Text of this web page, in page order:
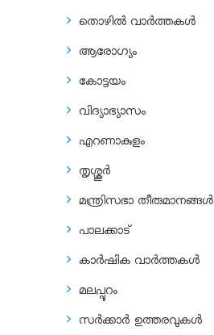
തൊഴിൽ വാർത്തകൾ
ആരോഗ്യം
കോട്ടയം
വിദ്യാഭ്യാസം
എറണാകുളം
തൃശ്ശൂർ
മന്ത്രിസഭാ തീരുമാനങ്ങൾ
പാലക്കാട്
കാർഷിക വാർത്തകൾ
മലപ്പുറം
സർക്കാർ ഉത്തരവുകൾ